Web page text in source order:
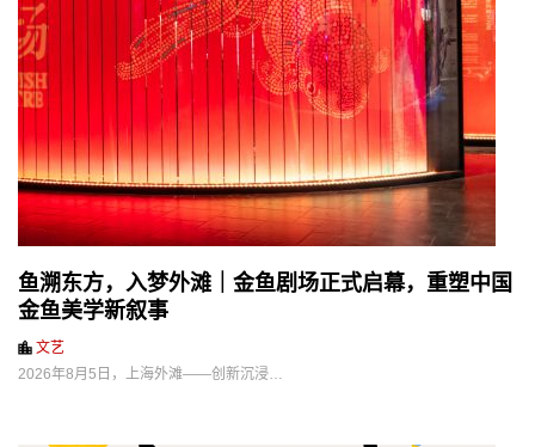
鱼溯东方，入梦外滩｜金鱼剧场正式启幕，重塑中国
金鱼美学新叙事
文艺
2026年8月5日，上海外滩——创新沉浸…